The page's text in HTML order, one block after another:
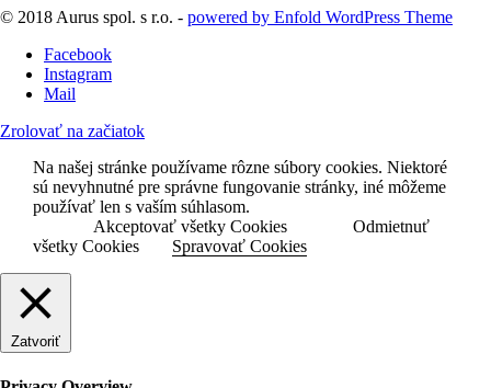
© 2018 Aurus spol. s r.o. - powered by Enfold WordPress Theme
Facebook
Instagram
Mail
Zrolovať na začiatok
Na našej stránke používame rôzne súbory cookies. Niektoré
sú nevyhnutné pre správne fungovanie stránky, iné môžeme
používať len s vaším súhlasom.
Akceptovať všetky Cookies
Odmietnuť
všetky Cookies
Spravovať Cookies
Zatvoriť